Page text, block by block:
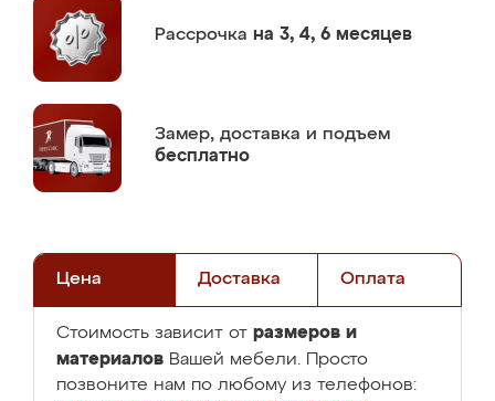
Рассрочка на 3, 4, 6 месяцев
Замер, доставка и подъем
бесплатно
Цена Доставка Оплата
Стоимость зависит от размеров и
материалов Вашей мебели. Просто
позвоните нам по любому из телефонов: